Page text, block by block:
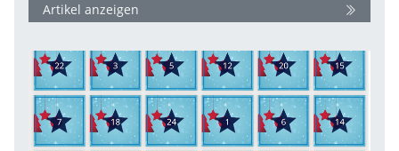
Artikel anzeigen